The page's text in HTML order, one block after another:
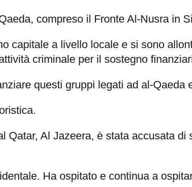
compreso il Fronte Al-Nusra in
capitale a livello locale e si sono
criminale per il sostegno
questi gruppi legati ad al-Qaeda
Qatar, Al Jazeera, è stata accusata di
Ha ospitato e continua a